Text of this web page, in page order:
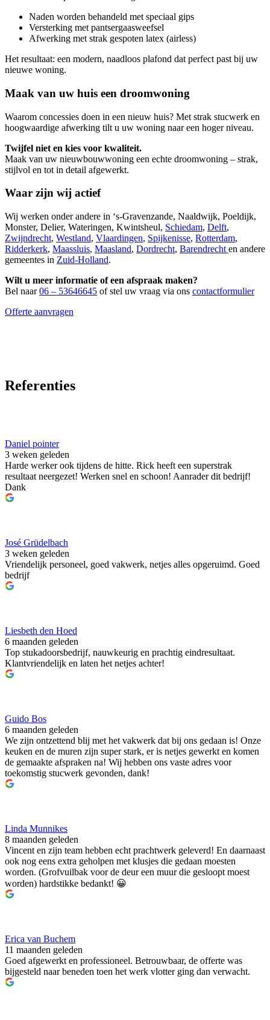
Naden worden behandeld met speciaal gips
Versterking met pantsergaasweefsel
Afwerking met strak gespoten latex (airless)
Het resultaat: een modern, naadloos plafond dat perfect past bij uw
nieuwe woning.
Maak van uw huis een droomwoning
Waarom concessies doen in een nieuw huis? Met strak stucwerk en
hoogwaardige afwerking tilt u uw woning naar een hoger niveau.
Twijfel niet en kies voor kwaliteit.
Maak van uw nieuwbouwwoning een echte droomwoning – strak,
stijlvol en tot in detail afgewerkt.
Waar zijn wij actief
Wij werken onder andere in ‘s-Gravenzande, Naaldwijk, Poeldijk,
Monster, Delier, Wateringen, Kwintsheul, Schiedam, Delft,
Zwijndrecht, Westland, Vlaardingen, Spijkenisse, Rotterdam,
Ridderkerk, Maassluis, Maasland, Dordrecht, Barendrecht en andere
gemeentes in Zuid-Holland.
Wilt u meer informatie of een afspraak maken?
Bel naar06 – 53646645 of stel uw vraag via ons contactformulier
Offerte aanvragen
Referenties
Daniel pointer
3 weken geleden
Harde werker ook tijdens de hitte. Rick heeft een superstrak
resultaat neergezet! Werken snel en schoon! Aanrader dit bedrijf!
Dank
José Grüdelbach
3 weken geleden
Vriendelijk personeel, goed vakwerk, netjes alles opgeruimd. Goed
bedrijf
Liesbeth den Hoed
6 maanden geleden
Top stukadoorsbedrijf, nauwkeurig en prachtig eindresultaat.
Klantvriendelijk en laten het netjes achter!
Guido Bos
6 maanden geleden
We zijn ontzettend blij met het vakwerk dat bij ons gedaan is! Onze
keuken en de muren zijn super stark, er is netjes gewerkt en komen
de gemaakte afspraken na! Wij hebben ons vaste adres voor
toekomstig stucwerk gevonden, dank!
Linda Munnikes
8 maanden geleden
Vincent en zijn team hebben echt prachtwerk geleverd! En daarnaast
ook nog eens extra geholpen met klusjes die gedaan moesten
worden. (Grofvuilbak voor de deur een muur die gesloopt moest
worden) hardstikke bedankt! 😀
Erica van Buchem
11 maanden geleden
Goed afgewerkt en professioneel. Betrouwbaar, de offerte was
bijgesteld naar beneden toen het werk vlotter ging dan verwacht.